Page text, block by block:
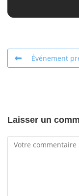
Événement
Laisser un